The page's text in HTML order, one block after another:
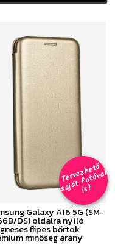
T
er
v
e
z
h
e
t
ő
s
aj
á
t
f
o
t
ó
v
al
i
s
!
Galaxy A16 5G (SM-
DS) oldalra nyíló
flipes bőrtok
minőség arany